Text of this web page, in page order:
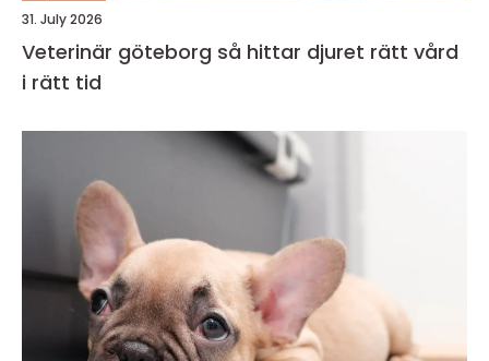
31. July 2026
Veterinär göteborg så hittar djuret rätt vård
i rätt tid